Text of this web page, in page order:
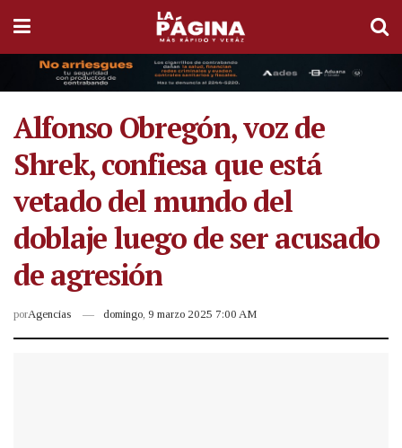
Alfonso Obregón, voz de
Shrek, confiesa que está
vetado del mundo del
doblaje luego de ser acusado
de agresión
porAgencias domingo, 9 marzo 2025 7:00 AM